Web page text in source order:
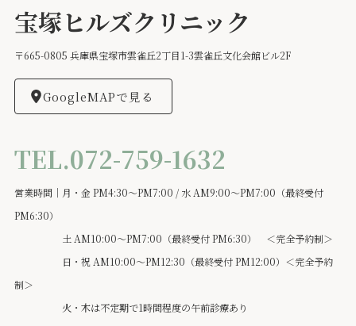
宝塚ヒルズクリニック
〒665-0805 兵庫県宝塚市雲雀丘2丁目1-3雲雀丘文化会館ビル2F
GoogleMAPで見る
TEL.072-759-1632
営業時間｜月・金 PM4:30～PM7:00 / 水 AM9:00～PM7:00（最終受付
PM6:30）
土 AM10:00～PM7:00（最終受付 PM6:30） ＜完全予約制＞
日・祝 AM10:00～PM12:30（最終受付 PM12:00）＜完全予約
制＞
火・木は不定期で1時間程度の午前診療あり